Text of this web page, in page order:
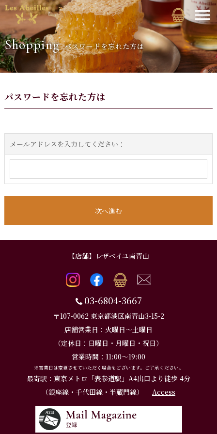
Shopping パスワードを忘れた方は
パスワードを忘れた方は
メールアドレスを入力してください：
【店舗】レザベイユ南青山
03-6804-3667
〒107-0062 東京都港区南青山3-15-2
店舗営業日：火曜日～土曜日
（定休日：日曜日・月曜日・祝日）
営業時間：11:00～19:00
※営業日は変更させていただく場合もございます。ご了承ください。
最寄駅：東京メトロ「表参道駅」A4出口より徒歩 4分
（銀座線・千代田線・半蔵門線）
Access